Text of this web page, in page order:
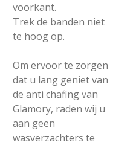
voorkant.
Trek de banden niet
te hoog op.
Om ervoor te zorgen
dat u lang geniet van
de anti chafing van
Glamory, raden wij u
aan geen
wasverzachters te